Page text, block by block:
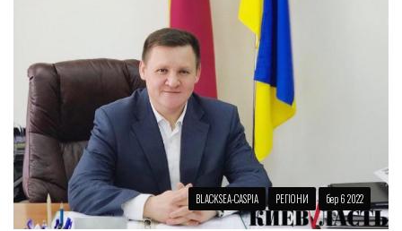
BLACKSEA-CASPIA РЕГІОНИ бер 6 2022